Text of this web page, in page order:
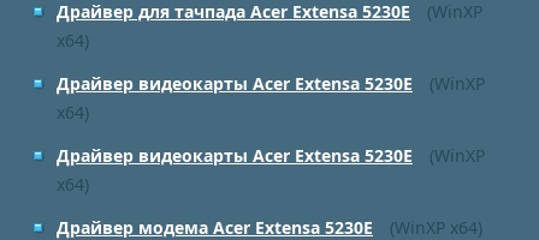
Драйвер для тачпада Acer Extensa 5230E
(WinXP
x64)
Драйвер видеокарты Acer Extensa 5230E
(WinXP
x64)
Драйвер видеокарты Acer Extensa 5230E
(WinXP
x64)
Драйвер модема Acer Extensa 5230E
(WinXP x64)